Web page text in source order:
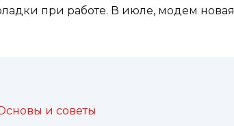
при работе. В июле, модем новая
и советы